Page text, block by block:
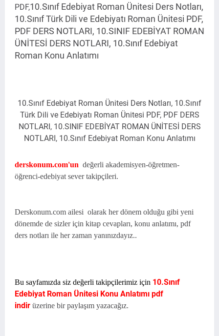
PDF,10.Sınıf Edebiyat Roman Ünitesi Ders Notları,
10.Sınıf Türk Dili ve Edebiyatı Roman Ünitesi PDF,
PDF DERS NOTLARI, 10.SINIF EDEBİYAT ROMAN
ÜNİTESİ DERS NOTLARI, 10.Sınıf Edebiyat
Roman Konu Anlatımı
10.Sınıf Edebiyat Roman Ünitesi Ders Notları, 10.Sınıf
Türk Dili ve Edebiyatı Roman Ünitesi PDF, PDF DERS
NOTLARI, 10.SINIF EDEBİYAT ROMAN ÜNİTESİ DERS
NOTLARI, 10.Sınıf Edebiyat Roman Konu Anlatımı
derskonum.com'un değerli akademisyen-öğretmen-
öğrenci-edebiyat sever takipçileri.
Derskonum.com ailesi olarak her dönem olduğu gibi yeni
dönemde de sizler için kitap cevapları, konu anlatımı, pdf
ders notları ile her zaman yanınızdayız..
Bu sayfamızda siz değerli takipçilerimiz için 10.Sınıf
Edebiyat Roman Ünitesi Konu Anlatımı pdf
indir üzerine bir paylaşım yazacağız.